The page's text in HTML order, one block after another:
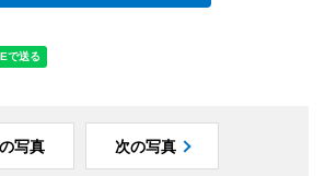
写真 次の写真